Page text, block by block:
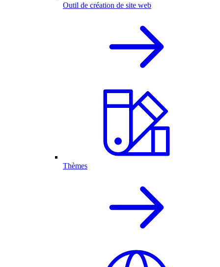
Outil de création de site web
Thèmes